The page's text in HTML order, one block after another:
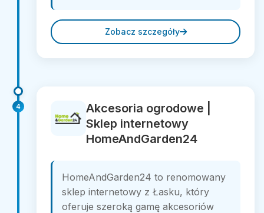
Zobacz szczegóły
4
Akcesoria ogrodowe |
Sklep internetowy
HomeAndGarden24
HomeAndGarden24 to renomowany
sklep internetowy z Łasku, który
oferuje szeroką gamę akcesoriów